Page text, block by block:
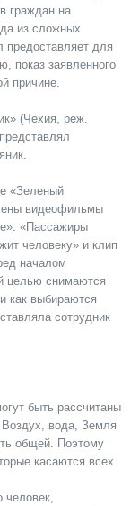
граждан на
из сложных
предоставляет для
показ заявленного
причине.
(Чехия, реж.
«Зеленый
видеофильмы
«Пассажиры
человеку» и клип
началом
целью снимаются
как выбираются
сотрудник
быть рассчитаны
Воздух, вода, Земля
общей. Поэтому
касаются всех.
человек,